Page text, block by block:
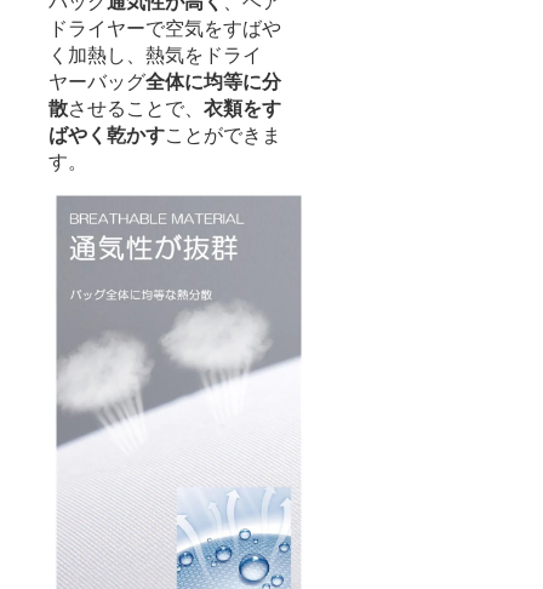
ドライヤーで空気をすばや
く加熱し、熱気をドライ
ヤーバッグ全体に均等に分
散させることで、 衣類をす
ばやく乾かすことができま
す。